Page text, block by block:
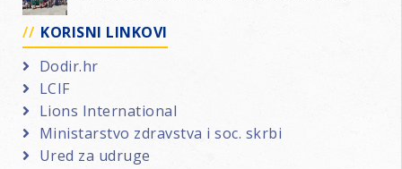
KORISNI LINKOVI
Dodir.hr
LCIF
Lions International
Ministarstvo zdravstva i soc. skrbi
Ured za udruge